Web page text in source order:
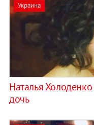
Украина
Наталья
дочь